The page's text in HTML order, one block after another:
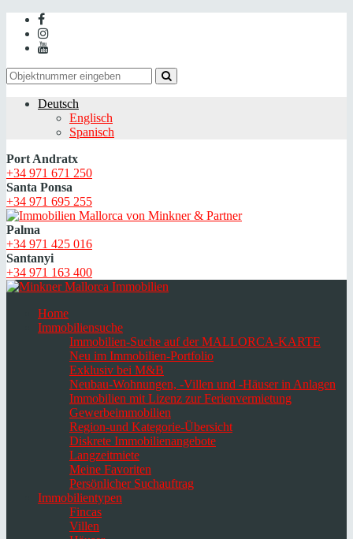
Deutsch
Englisch
Spanisch
Port Andratx
+34 971 671 250
Santa Ponsa
+34 971 695 255
Palma
+34 971 425 016
Santanyi
+34 971 163 400
Home
Immobiliensuche
Immobilien-Suche auf der MALLORCA-KARTE
Neu im Immobilien-Portfolio
Exklusiv bei M&B
Neubau-Wohnungen, -Villen und -Häuser in Anlagen
Immobilien mit Lizenz zur Ferienvermietung
Gewerbeimmobilien
Region-und Kategorie-Übersicht
Diskrete Immobilienangebote
Langzeitmiete
Meine Favoriten
Persönlicher Suchauftrag
Immobilientypen
Fincas
Villen